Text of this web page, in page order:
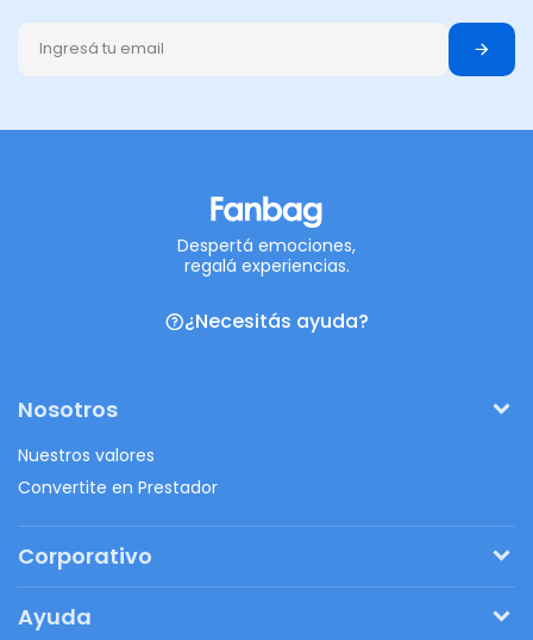
Despertá emociones,
regalá experiencias.
¿Necesitás ayuda?
Nosotros
Nuestros valores
Convertite en Prestador
Corporativo
Regalos originales
Ayuda